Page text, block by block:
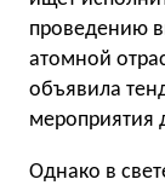
проведению
атомной
объявила
мероприятия
Однако в